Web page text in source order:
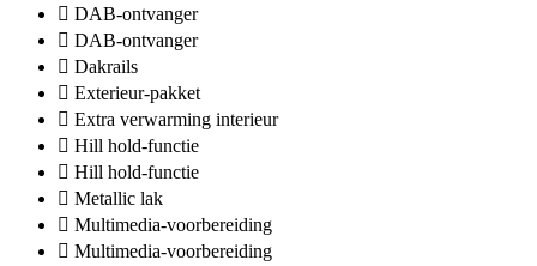
DAB-ontvanger
DAB-ontvanger
Dakrails
Exterieur-pakket
Extra verwarming interieur
Hill hold-functie
Hill hold-functie
Metallic lak
Multimedia-voorbereiding
Multimedia-voorbereiding